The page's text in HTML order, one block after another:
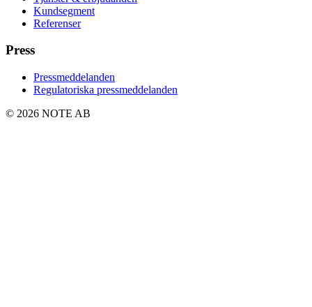
Kundsegment
Referenser
Press
Pressmeddelanden
Regulatoriska pressmeddelanden
© 2026 NOTE AB